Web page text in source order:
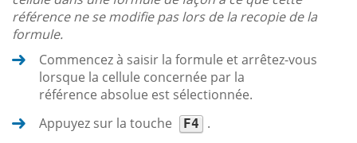
référence ne se modifie pas lors de la recopie de la
formule.
Commencez à saisir la formule et arrêtez-vous
lorsque la cellule concernée par la
référence absolue est sélectionnée.
Appuyez sur la touche
F4
.